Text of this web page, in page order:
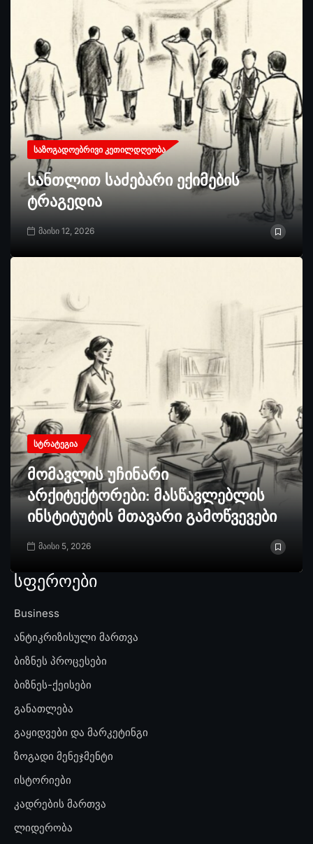
ᲡᲐᲖᲝᲒᲐᲓᲝᲔᲑᲠᲘᲕᲘ ᲙᲔᲗᲘᲚᲓᲦᲔᲝᲑᲐ
სანთლით საძებარი ექიმების
ტრაგედია
მაისი 12, 2026
ᲡᲢᲠᲐᲢᲔᲒᲘᲐ
მომავლის უჩინარი
არქიტექტორები: მასწავლებლის
ინსტიტუტის მთავარი გამოწვევები
მაისი 5, 2026
სფეროები
Business
ანტიკრიზისული მართვა
ბიზნეს პროცესები
ბიზნეს-ქეისები
განათლება
გაყიდვები და მარკეტინგი
ზოგადი მენეჯმენტი
ისტორიები
კადრების მართვა
ლიდერობა